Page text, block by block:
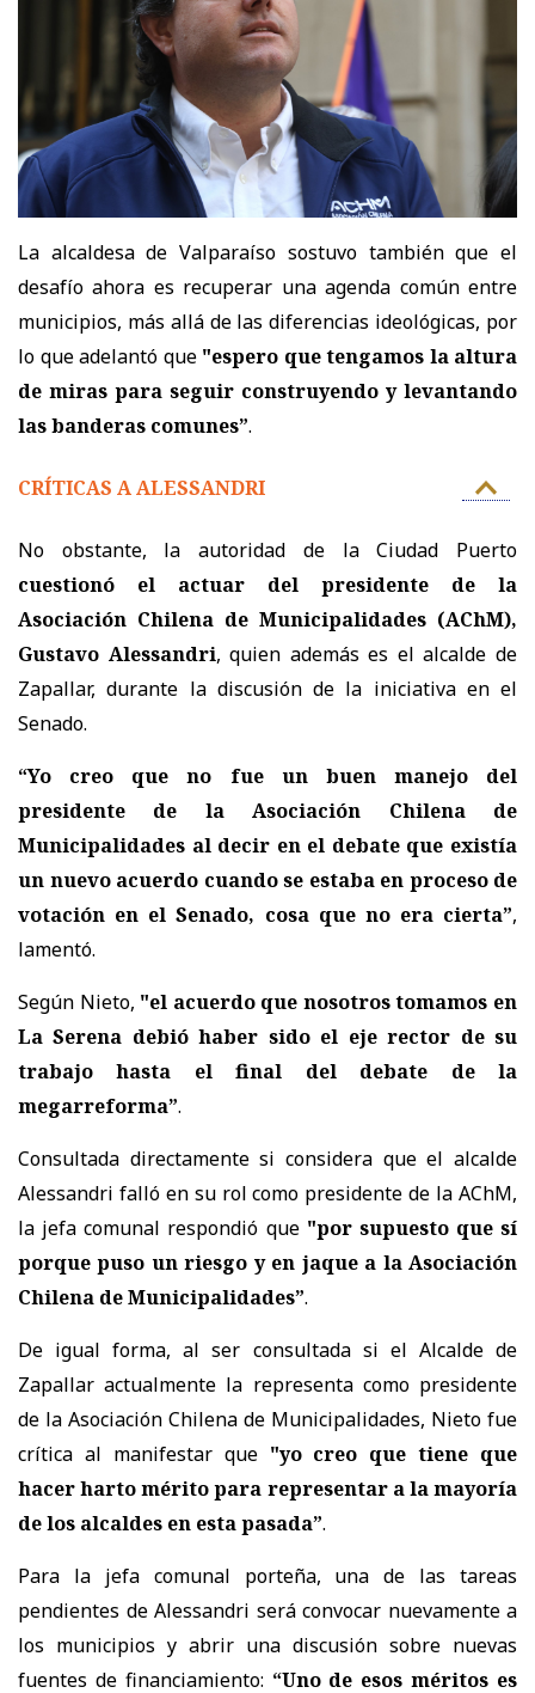
La alcaldesa de Valparaíso sostuvo también que el
desafío ahora es recuperar una agenda común entre
municipios, más allá de las diferencias ideológicas, por
lo que adelantó que"espero que tengamos la altura
de miras para seguir construyendo y levantando
las banderas comunes”.
CRÍTICAS A ALESSANDRI
No obstante, la autoridad de la Ciudad Puerto
cuestionó el actuar del presidente de la
Asociación Chilena de Municipalidades (AChM),
Gustavo Alessandri, quien además es el alcalde de
Zapallar, durante la discusión de la iniciativa en el
Senado.
“Yo creo que no fue un buen manejo del
presidente de la Asociación Chilena de
Municipalidades al decir en el debate que existía
un nuevo acuerdo cuando se estaba en proceso de
votación en el Senado, cosa que no era cierta”,
lamentó.
Según Nieto, "el acuerdo que nosotros tomamos en
La Serena debió haber sido el eje rector de su
trabajo hasta el final del debate de la
megarreforma”.
Consultada directamente si considera que el alcalde
Alessandri falló en su rol como presidente de la AChM,
la jefa comunal respondió que "por supuesto que sí
porque puso un riesgo y en jaque a la Asociación
Chilena de Municipalidades”.
De igual forma, al ser consultada si el Alcalde de
Zapallar actualmente la representa como presidente
de la Asociación Chilena de Municipalidades, Nieto fue
crítica al manifestar que "yo creo que tiene que
hacer harto mérito para representar a la mayoría
de los alcaldes en esta pasada”.
Para la jefa comunal porteña, una de las tareas
pendientes de Alessandri será convocar nuevamente a
los municipios y abrir una discusión sobre nuevas
fuentes de financiamiento: “Uno de esos méritos es